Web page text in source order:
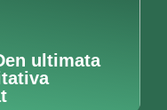
ultimata